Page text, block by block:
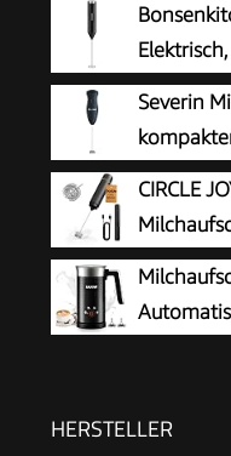
Severin
Milchaufschäumer
einfacher
schwarz, SM 3590
CIRCLE
Tragbarer
Getränkemixer für
Milchschaum Heiße
HERSTELLER